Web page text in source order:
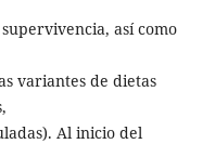
así como
variantes de dietas
Al inicio del